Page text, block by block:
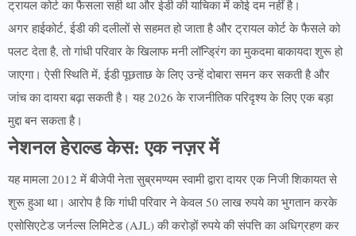
ट्रायल कोर्ट का फैसला सही था और ईडी की याचिका में कोई दम नहीं है।
अगर हाईकोर्ट, ईडी की दलीलों से सहमत हो जाता है और ट्रायल कोर्ट के फैसले को
पलट देता है, तो गांधी परिवार के खिलाफ मनी लॉन्ड्रिंग का मुकदमा बाकायदा शुरू हो
जाएगा। ऐसी स्थिति में, ईडी पूछताछ के लिए उन्हें दोबारा समन कर सकती है और
जांच का दायरा बढ़ा सकती है। यह 2026 के राजनीतिक परिदृश्य के लिए एक बड़ा
मुद्दा बन सकता है।
नेशनल हेराल्ड केस: एक नज़र में
यह मामला 2012 में बीजेपी नेता सुब्रमण्यम स्वामी द्वारा दायर एक निजी शिकायत से
शुरू हुआ था। आरोप है कि गांधी परिवार ने केवल 50 लाख रुपये का भुगतान करके
एसोसिएटेड जर्नल्स लिमिटेड (AJL) की करोड़ों रुपये की संपत्ति का अधिग्रहण कर